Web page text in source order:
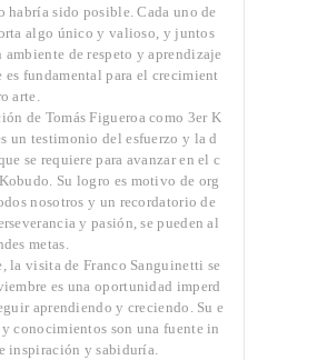
habría sido posible. Cada uno de
algo único y valioso, y juntos
ambiente de respeto y aprendizaje
es fundamental para el crecimient
arte.
de Tomás Figueroa como 3er K
un testimonio del esfuerzo y la d
se requiere para avanzar en el c
Su logro es motivo de org
nosotros y un recordatorio de
y pasión, se pueden al
metas.
la visita de Franco Sanguinetti se
es una oportunidad imperd
aprendiendo y creciendo. Su e
conocimientos son una fuente in
inspiración y sabiduría.